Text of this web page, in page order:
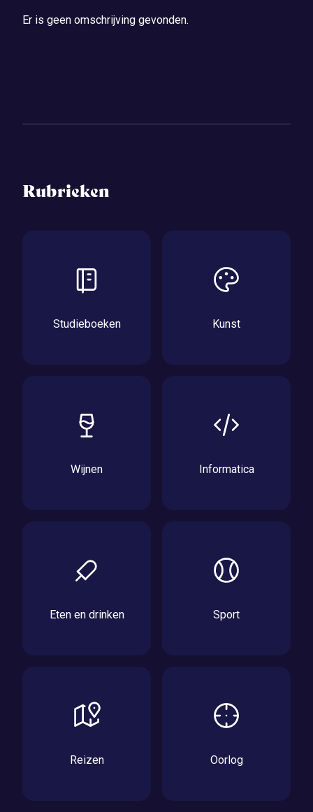
Er is geen omschrijving gevonden.
Rubrieken
Studieboeken Kunst
Wijnen Informatica
Eten en drinken Sport
Reizen Oorlog